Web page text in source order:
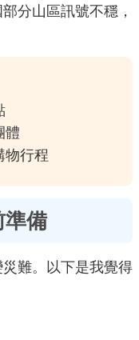
分山區訊號不穩，
體
物行程
準備
難。以下是我覺得